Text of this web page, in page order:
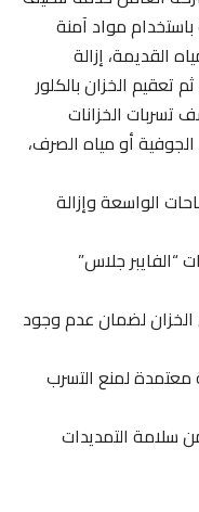
مواد آمنة
إزالة
الخزان بالكلور
الخزانات
أو مياه الصرف،
وإزالة
جلاس”
لضمان عدم وجود
لمنع التسرب
التمديدات